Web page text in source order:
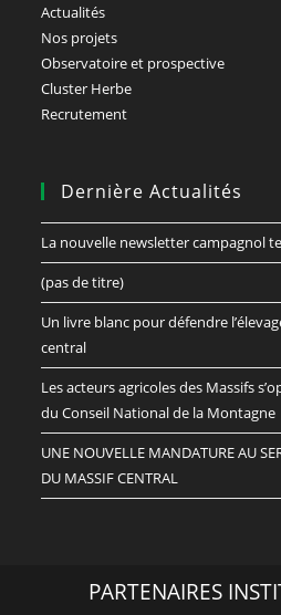
Actualités
Nos projets
Observatoire et prospective
Cluster Herbe
Recrutement
Dernière Actualités
La nouvelle newsletter campagnol
(pas de titre)
Un livre blanc pour défendre
central
Les acteurs agricoles des Massifs
du Conseil National de la Montagne
UNE NOUVELLE MANDATURE AU
DU MASSIF CENTRAL
PARTENAIRES